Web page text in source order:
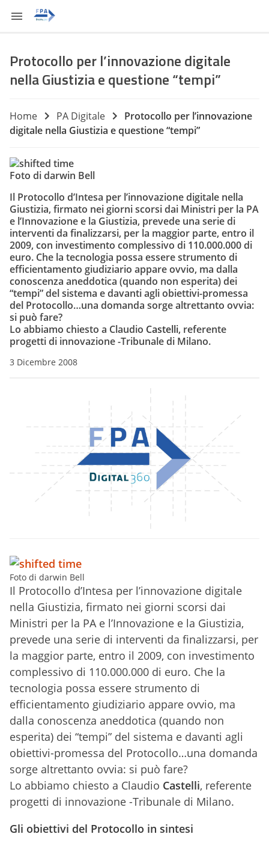
Protocollo per l’innovazione digitale
nella Giustizia e questione “tempi”
Home PA Digitale
Protocollo per l’innovazione
digitale nella Giustizia e questione “tempi”
Foto di darwin Bell
Il Protocollo d’Intesa per l’innovazione digitale nella
Giustizia, firmato nei giorni scorsi dai Ministri per la PA
e l’Innovazione e la Giustizia, prevede una serie di
interventi da finalizzarsi, per la maggior parte, entro il
2009, con investimento complessivo di 110.000.000 di
euro. Che la tecnologia possa essere strumento di
efficientamento giudiziario appare ovvio, ma dalla
conoscenza aneddotica (quando non esperita) dei
“tempi” del sistema e davanti agli obiettivi-promessa
del Protocollo…una domanda sorge altrettanto ovvia:
si può fare?
Lo abbiamo chiesto a Claudio Castelli, referente
progetti di innovazione -Tribunale di Milano.
3 Dicembre 2008
Foto di darwin Bell
Il Protocollo d’Intesa per l’innovazione digitale
nella Giustizia, firmato nei giorni scorsi dai
Ministri per la PA e l’Innovazione e la Giustizia,
prevede una serie di interventi da finalizzarsi, per
la maggior parte, entro il 2009, con investimento
complessivo di 110.000.000 di euro. Che la
tecnologia possa essere strumento di
efficientamento giudiziario appare ovvio, ma
dalla conoscenza aneddotica (quando non
esperita) dei “tempi” del sistema e davanti agli
obiettivi-promessa del Protocollo…una domanda
sorge altrettanto ovvia: si può fare?
Lo abbiamo chiesto a Claudio Castelli, referente
progetti di innovazione -Tribunale di Milano.
Gli obiettivi del Protocollo in sintesi